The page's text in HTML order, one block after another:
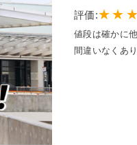
評価:★ ★ ★
値段は確かに
間違いなくあ